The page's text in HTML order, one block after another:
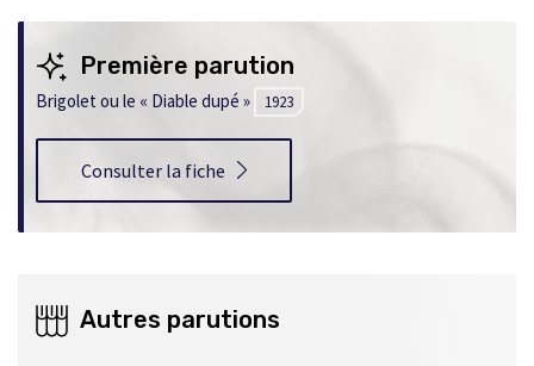
Première parution
Brigolet ou le « Diable dupé » 1923
Consulter la fiche
Autres parutions